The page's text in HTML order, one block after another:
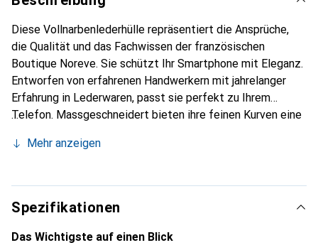
Diese Vollnarbenlederhülle repräsentiert die Ansprüche,
die Qualität und das Fachwissen der französischen
Boutique Noreve. Sie schützt Ihr Smartphone mit Eleganz.
Entworfen von erfahrenen Handwerkern mit jahrelanger
Erfahrung in Lederwaren, passt sie perfekt zu Ihrem
Telefon. Massgeschneidert bieten ihre feinen Kurven eine
unverzichtbaren Accessoire für Ihr Smartphone. Die Marke
anerkannt und eine zuverlässige Wahl für eine
anspruchsvolle Kundschaft.
Mehr anzeigen
Spezifikationen
Das Wichtigste auf einen Blick